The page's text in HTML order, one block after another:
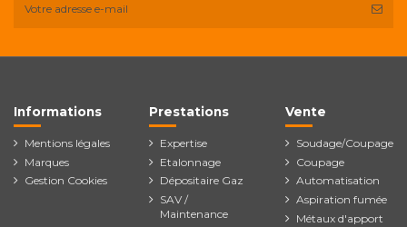
Informations
Mentions légales
Marques
Gestion Cookies
Prestations
Expertise
Etalonnage
Dépositaire Gaz
SAV /
Maintenance
Vente
Soudage/Coupage
Coupage
Automatisation
Aspiration fumée
Métaux d'apport